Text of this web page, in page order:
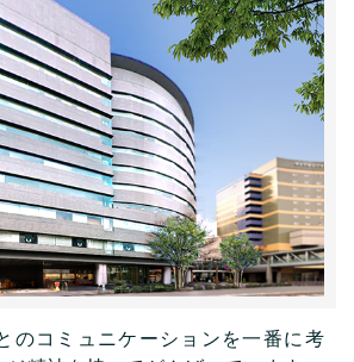
のコミュニケーションを一番に考